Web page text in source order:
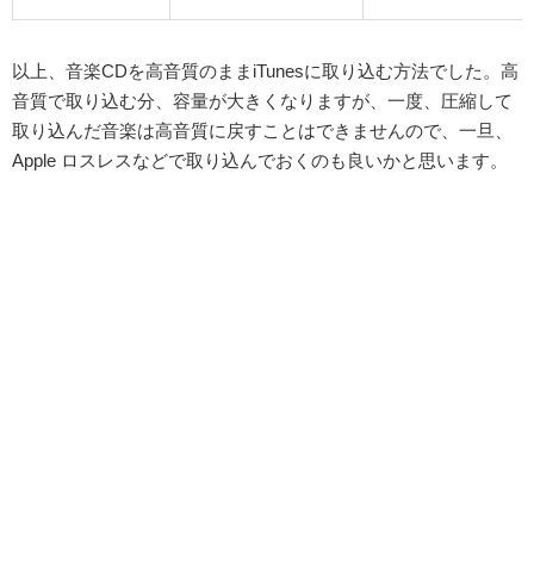
以上、音楽CDを高音質のままiTunesに取り込む方法でした。高
音質で取り込む分、容量が大きくなりますが、一度、圧縮して
取り込んだ音楽は高音質に戻すことはできませんので、一旦、
Apple ロスレスなどで取り込んでおくのも良いかと思います。